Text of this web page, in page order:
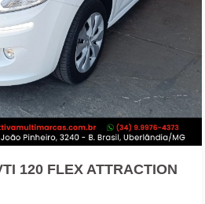
120 FLEX ATTRACTION